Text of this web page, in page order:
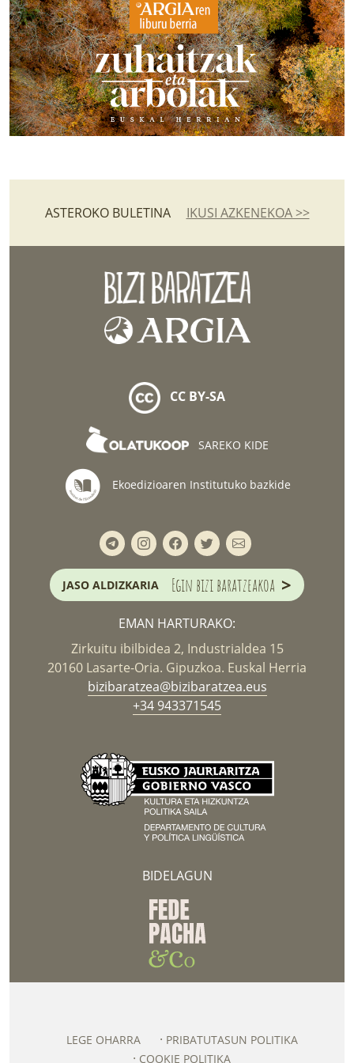
ASTEROKO BULETINA IKUSI AZKENEKOA >>
CC BY-SA
SAREKO KIDE
Ekoedizioaren Institutuko bazkide
JASO ALDIZKARIA Egin bizi baratzeakoa >
EMAN HARTURAKO:
Zirkuitu ibilbidea 2, Industrialdea 15
20160 Lasarte-Oria. Gipuzkoa. Euskal Herria
bizibaratzea@bizibaratzea.eus
+34 943371545
BIDELAGUN
LEGE OHARRA
PRIBATUTASUN POLITIKA
COOKIE POLITIKA